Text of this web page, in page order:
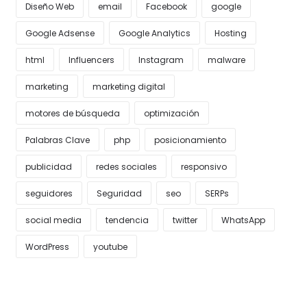
Diseño Web email Facebook google
Google Adsense Google Analytics Hosting
html Influencers Instagram malware
marketing marketing digital
motores de búsqueda optimización
Palabras Clave php posicionamiento
publicidad redes sociales responsivo
seguidores Seguridad seo SERPs
social media tendencia twitter WhatsApp
WordPress youtube